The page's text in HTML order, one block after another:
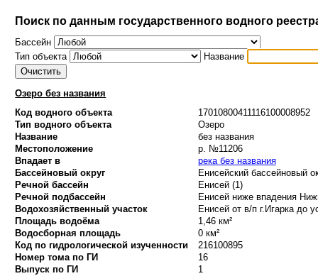
Поиск по данным государственного водного
Бассейн
Тип объекта
Название
Озеро без названия
Код водного объекта
17010800411116100008952
Тип водного объекта
Озеро
Название
без названия
Местоположение
р. №11206
Впадает в
река без названия
Бассейновый округ
Енисейский бассейновый
Речной бассейн
Енисей (1)
Речной подбассейн
Енисей ниже впадения
Водохозяйственный участок
Енисей от в/п г.Игарка до
Площадь водоёма
1,46 км²
Водосборная площадь
0 км²
Код по гидрологической изученности
216100895
Номер тома по ГИ
16
Выпуск по ГИ
1